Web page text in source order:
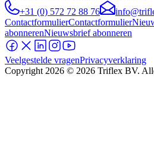
+31 (0) 572 72 88 76
ContactformulierContactformulier
abonnerenNieuwsbrief abonneren
Veelgestelde vragenPrivacyverklaring
Copyright 2026 © 2026 Triflex BV.